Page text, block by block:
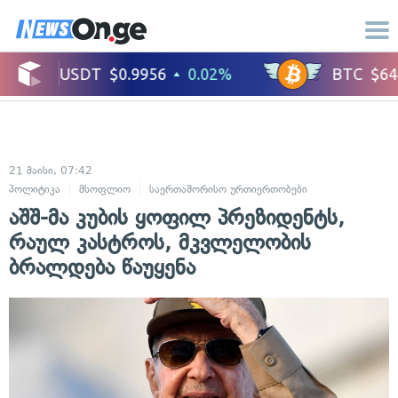
21 მაისი, 07:42
პოლიტიკა
მსოფლიო საერთაშორისო ურთიერთობები
აშშ-მა კუბის ყოფილ პრეზიდენტს,
რაულ კასტროს, მკვლელობის
ბრალდება წაუყენა